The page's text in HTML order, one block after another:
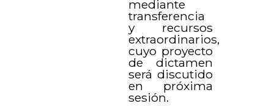
mediante
transferencia
y recursos
extraordinarios,
cuyo proyecto
de dictamen
será discutido
en próxima
sesión.